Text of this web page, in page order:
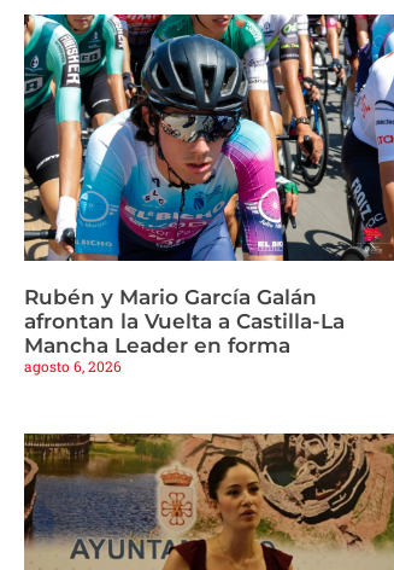
Rubén y Mario García Galán
afrontan la Vuelta a Castilla-La
Mancha Leader en forma
agosto 6, 2026